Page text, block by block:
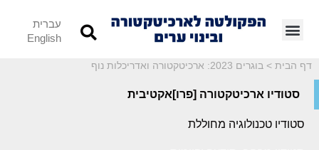
עברית
English
דף הבית > בוגרים 2023: ארכיטקטורה ואדריכלות נוף
סטודיו ארכיטקטורה [פרו]אקטיבית
סטודיו טכנולוגיה מחוללת